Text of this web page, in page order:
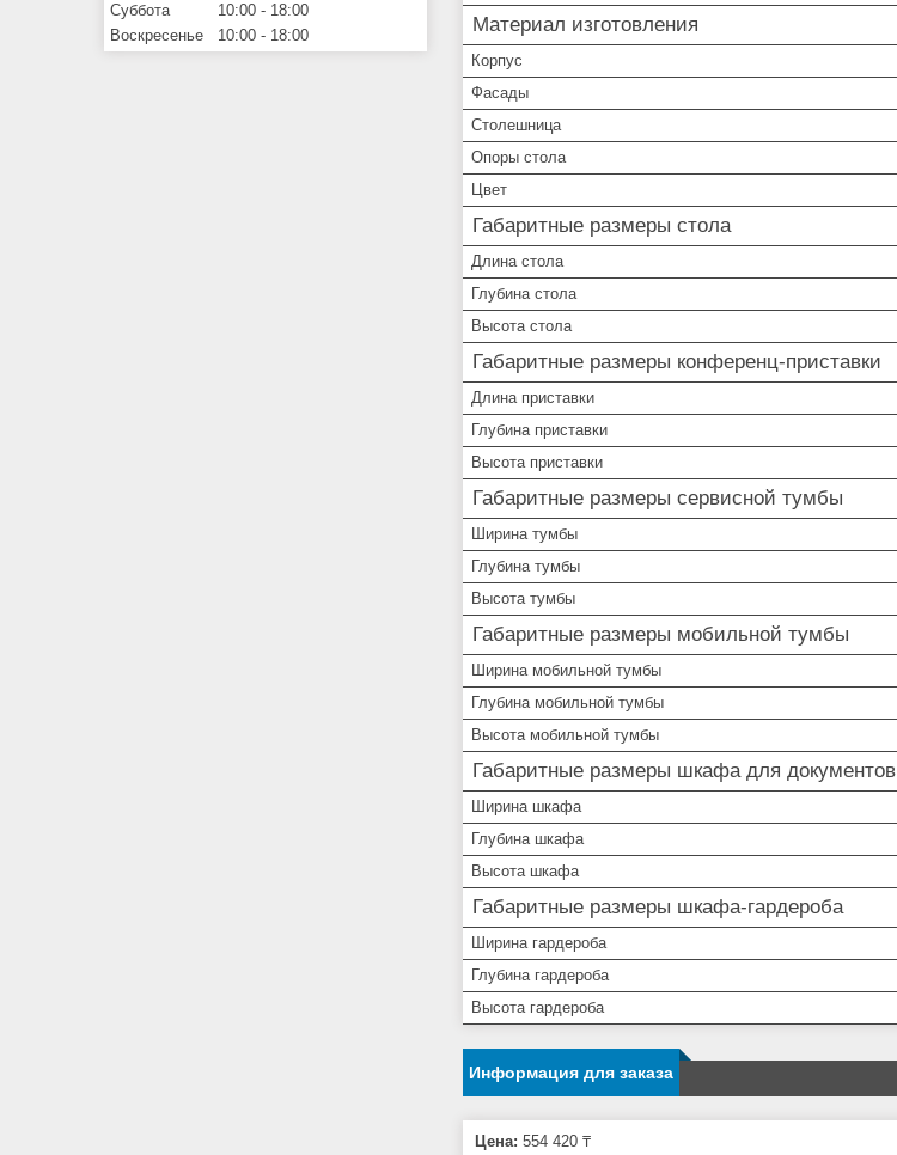
Материал изготовления
Корпус
Фасады
Столешница
Опоры стола
Цвет
Габаритные размеры стола
Длина стола
Глубина стола
Высота стола
Габаритные размеры конференц-приставки
Длина приставки
Глубина приставки
Высота приставки
Габаритные размеры сервисной тумбы
Ширина тумбы
Глубина тумбы
Высота тумбы
Габаритные размеры мобильной тумбы
Ширина мобильной тумбы
Глубина мобильной тумбы
Высота мобильной тумбы
Габаритные размеры шкафа для документов
Ширина шкафа
Глубина шкафа
Высота шкафа
Габаритные размеры шкафа-гардероба
Ширина гардероба
Глубина гардероба
Высота гардероба
Информация для заказа
Цена: 554 420 ₸
Суббота
10:00
18:00
Воскресенье
10:00 18:00